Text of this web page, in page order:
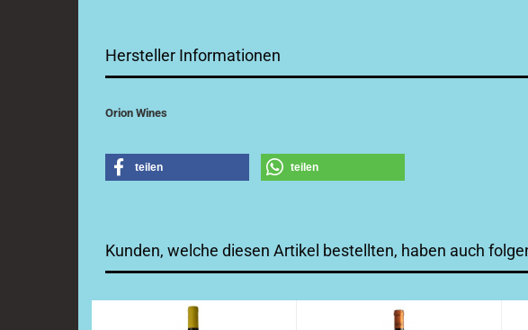
Hersteller Informationen
Orion Wines
teilen teilen
Kunden, welche diesen Artikel bestellten, haben auch